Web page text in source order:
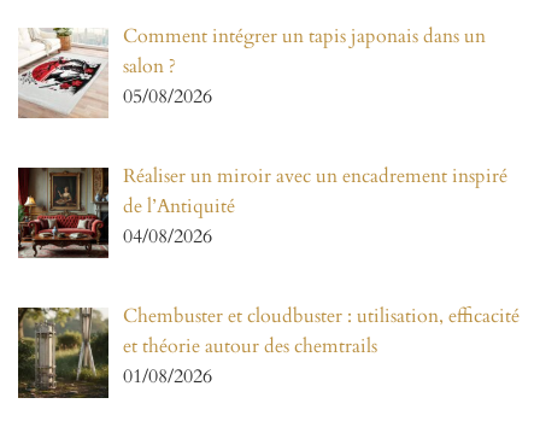
Comment intégrer un tapis japonais dans un
salon ?
05/08/2026
Réaliser un miroir avec un encadrement inspiré
de l’Antiquité
04/08/2026
Chembuster et cloudbuster : utilisation, efficacité
et théorie autour des chemtrails
01/08/2026